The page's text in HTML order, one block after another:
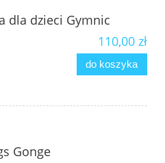
dla dzieci Gymnic
110,00 zł
do koszyka
Gonge